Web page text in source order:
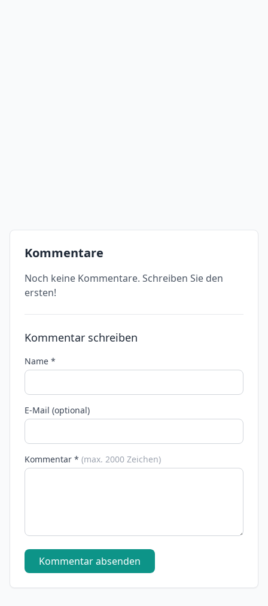
Kommentare
Noch keine Kommentare. Schreiben Sie den
ersten!
Kommentar schreiben
Name *
E-Mail (optional)
Kommentar * (max. 2000 Zeichen)
Kommentar absenden